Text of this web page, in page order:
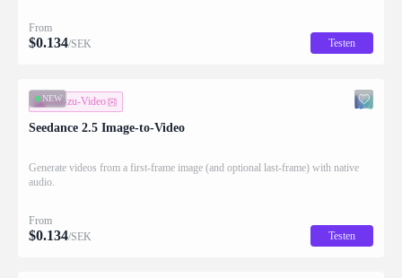
From
$0.134/SEK Testen
NEW
Bild-zu-Video
Seedance 2.5 Image-to-Video
Generate videos from a first-frame image (and optional last-frame) with native
audio.
From
$0.134/SEK Testen